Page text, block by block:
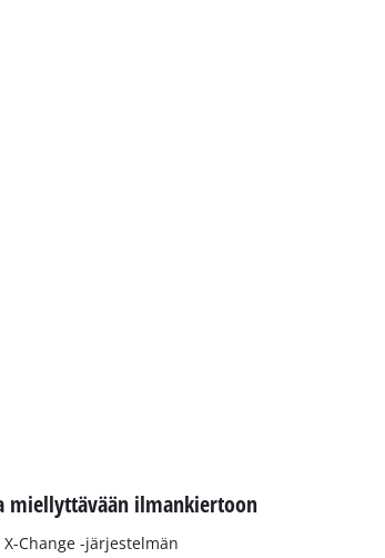
miellyttävään ilmankiertoon
Change -järjestelmän